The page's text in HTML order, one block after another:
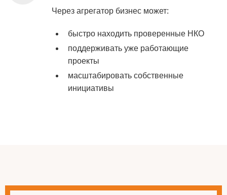
Через агрегатор бизнес может:
быстро находить проверенные НКО
поддерживать уже работающие
проекты
масштабировать собственные
инициативы